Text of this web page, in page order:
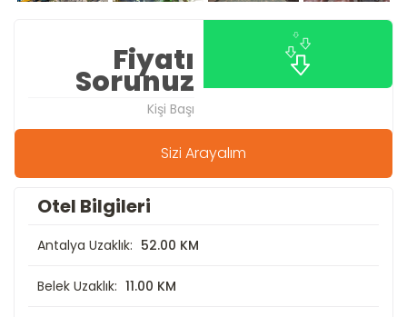
Fiyatı
Sorunuz
Kişi Başı
Sizi Arayalım
Otel Bilgileri
Antalya Uzaklık: 52.00 KM
Belek Uzaklık: 11.00 KM